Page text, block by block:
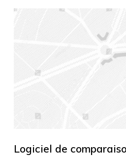
Logiciel de